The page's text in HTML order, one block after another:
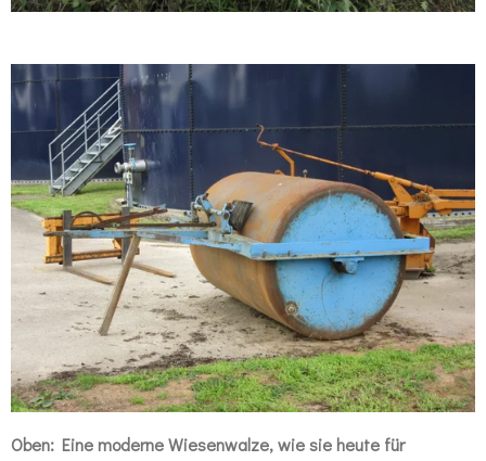
Oben: Eine moderne Wiesenwalze, wie sie heute für